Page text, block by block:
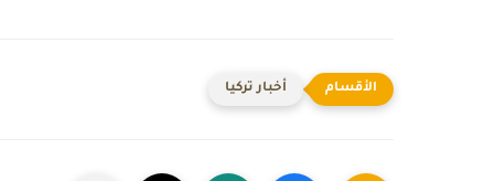
أخبار تركيا